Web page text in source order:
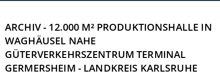
ARCHIV - 12.000 M² PRODUKTIONSHALLE IN
WAGHÄUSEL NAHE
GÜTERVERKEHRSZENTRUM TERMINAL
GERMERSHEIM - LANDKREIS KARLSRUHE